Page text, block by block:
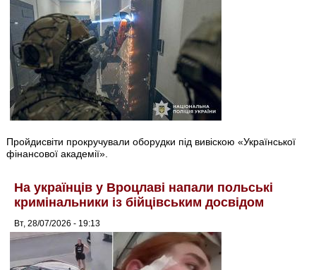
Пройдисвіти прокручували оборудки під вивіскою «Української
фінансової академії».
На українців у Вроцлаві напали польські
кримінальники із бійцівським досвідом
Вт, 28/07/2026 - 19:13